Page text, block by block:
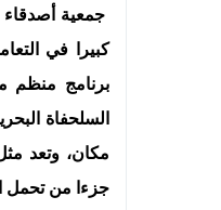
جمعية أصدقاء
كبيرا في
السلحفاة
مكان، وتعد
جزءا من تحمل